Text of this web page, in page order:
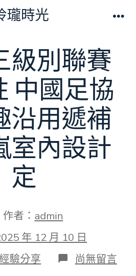
瓏時光
級別聯賽
中國足協
沿用遞補
室內設計
定
作者： admin
年 12 月 10 日
經驗分享 在
〈確
尚無留言